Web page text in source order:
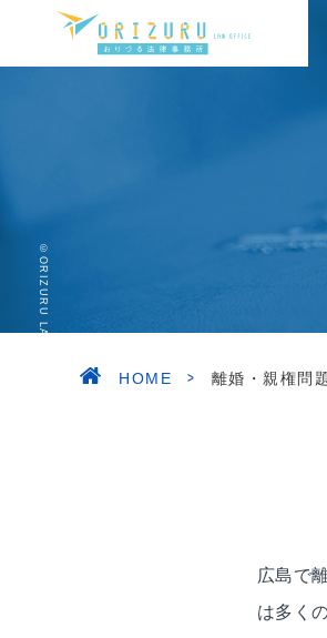
HOME > 離婚・親権問
広島で
は多く
©ORIZURU LAW OFFICE. ALL RIGHT RESERVED.